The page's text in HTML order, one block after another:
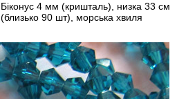
Біконус 4 мм (кришталь), низка 33 см
(близько 90 шт), морська хвиля